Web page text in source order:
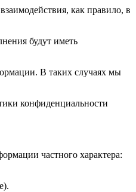
как правило, в
будут иметь
В таких случаях мы
конфиденциальности
частного характера: